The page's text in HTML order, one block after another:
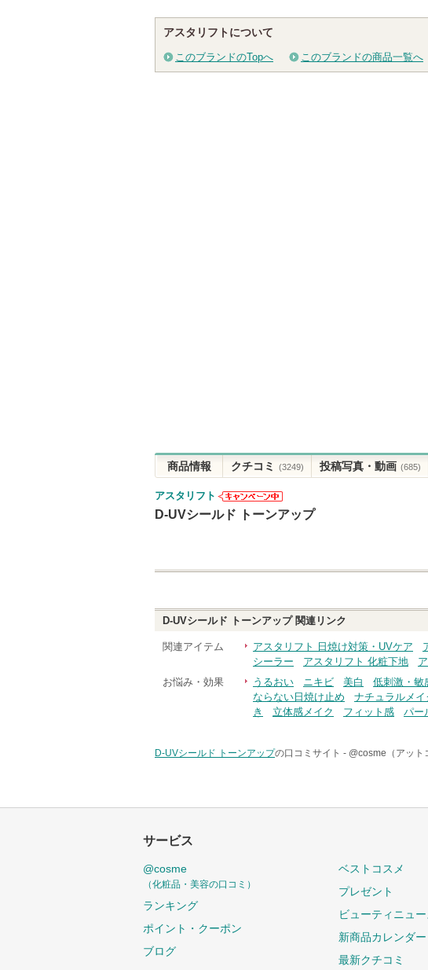
アスタリフトについて
このブランドのTopへ このブランドの商品一覧へ
商品情報 クチコミ (3249) 投稿写真・動画 (685)
アスタリフト
アスタリフト
D-UVシールド トーンアップ
D-UVシールド トーンアップ関連リンク
関連アイテム アスタリフト 日焼け対策・UVケア
シーラー
アスタリフト 化粧下地
お悩み・効果
うるおい ニキビ 美白 低刺激・敏
ならない日焼け止め
ナチュラルメイ
き
立体感メイク フィット感 パー
D-UVシールド トーンアップの口コミサイト - @cosme（アット
サービス
@cosme
（化粧品・美容の口コミ）
ランキング
ポイント・クーポン
ブログ
ベストコスメ
プレゼント
ビューティニュー
新商品カレンダー
最新クチコミ